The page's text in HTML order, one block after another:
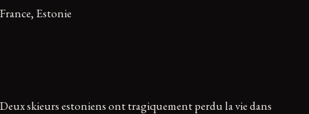
France, Estonie
Deux skieurs estoniens ont tragiquement perdu la vie dans